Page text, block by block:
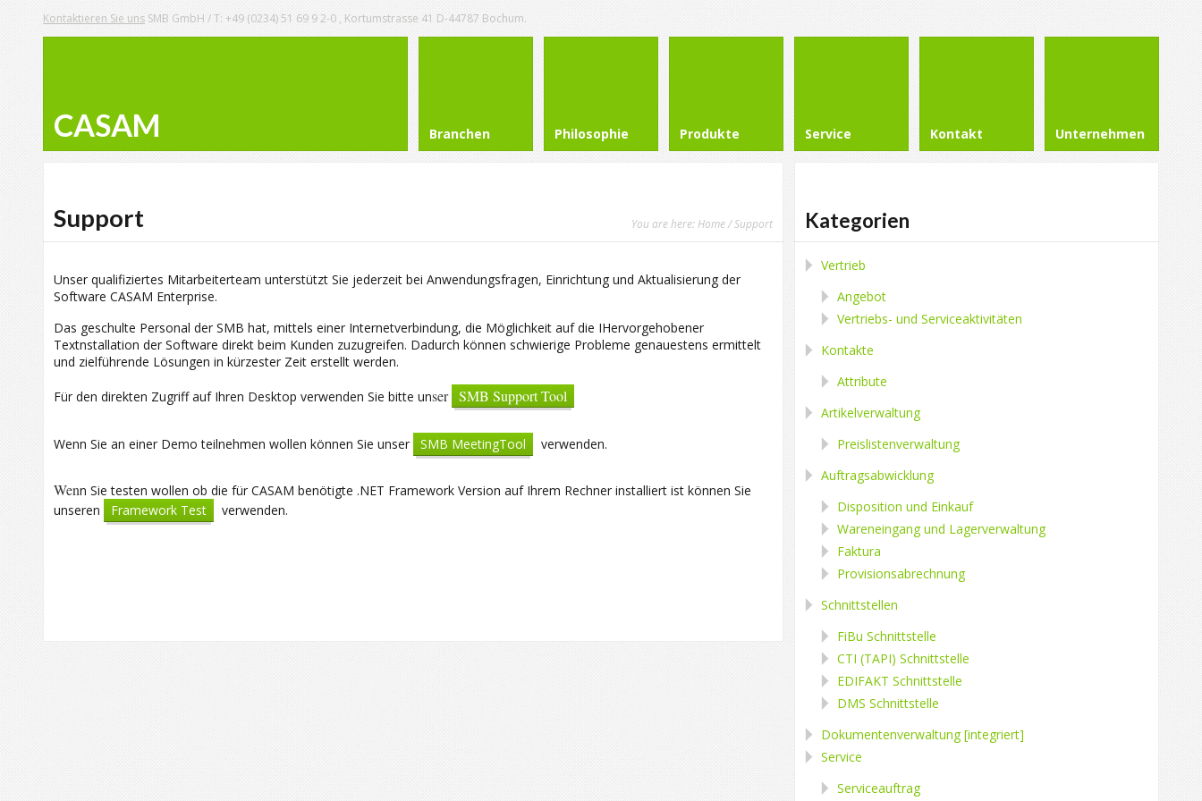
Kontaktieren Sie uns SMB GmbH / T: +49 (0234) 51 69 9 2-0 , Kortumstrasse 41 D-44787 Bochum.
CASAM Branchen Philosophie Produkte Service Kontakt Unternehmen
Support You are here: Home/ Support
Unser qualifiziertes Mitarbeiterteam unterstützt Sie jederzeit bei Anwendungsfragen, Einrichtung und Aktualisierung der
Software CASAM Enterprise.
Das geschulte Personal der SMB hat, mittels einer Internetverbindung, die Möglichkeit auf die IHervorgehobener
Textnstallation der Software direkt beim Kunden zuzugreifen. Dadurch können schwierige Probleme genauestens ermittelt
und zielführende Lösungen in kürzester Zeit erstellt werden.
Für den direkten Zugriff auf Ihren Desktop verwenden Sie bitte unser SMB Support Tool
Wenn Sie an einer Demo teilnehmen wollen können Sie unser SMB MeetingTool verwenden.
Wenn Sie testen wollen ob die für CASAM benötigte .NET Framework Version auf Ihrem Rechner installiert ist können Sie
unseren
Framework Test verwenden.
Kategorien
Vertrieb
Angebot
Vertriebs- und Serviceaktivitäten
Kontakte
Attribute
Artikelverwaltung
Preislistenverwaltung
Auftragsabwicklung
Disposition und Einkauf
Wareneingang und Lagerverwaltung
Faktura
Provisionsabrechnung
Schnittstellen
FiBu Schnittstelle
CTI (TAPI) Schnittstelle
EDIFAKT Schnittstelle
DMS Schnittstelle
Dokumentenverwaltung [integriert]
Service
Serviceauftrag